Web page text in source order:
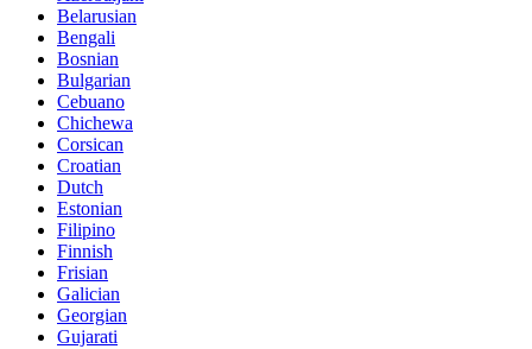
Belarusian
Bengali
Bosnian
Bulgarian
Cebuano
Chichewa
Corsican
Croatian
Dutch
Estonian
Filipino
Finnish
Frisian
Galician
Georgian
Gujarati